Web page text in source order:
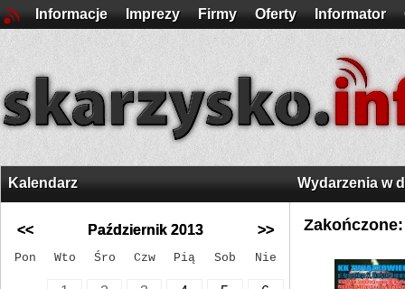
Informacje Imprezy Firmy Oferty Informator
Kalendarz
<< Październik 2013 >>
Pon Wto Śro Czw Pią Sob Nie
Wydarzenia w
Zakończone: